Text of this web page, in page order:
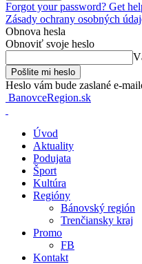
Forgot your password? Get
Zásady ochrany osobných
Obnova hesla
Obnoviť svoje heslo
Heslo vám bude zaslané e-
BanovceRegion.sk
Úvod
Aktuality
Podujata
Šport
Kultúra
Regióny
Bánovský región
Trenčiansky kraj
Promo
FB
Kontakt